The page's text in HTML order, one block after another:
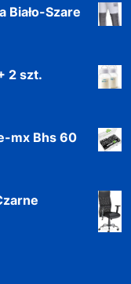
Biało-Szare
2 szt.
mx Bhs 60